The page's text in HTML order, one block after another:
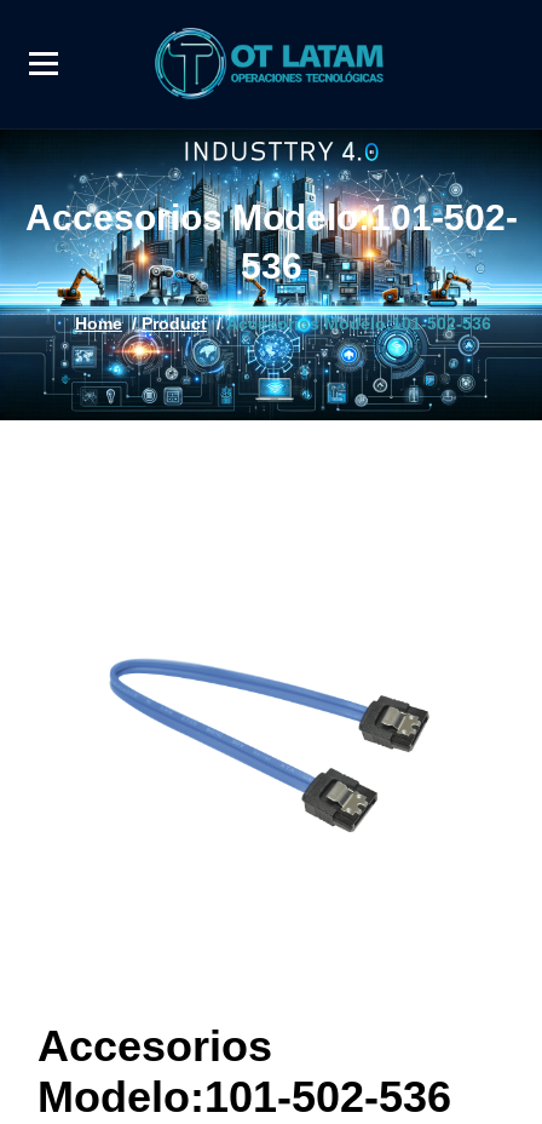
Accesorios Modelo:101-502-
536
Home/Product/Accesorios Modelo:101-502-536
Accesorios
Modelo:101-502-536